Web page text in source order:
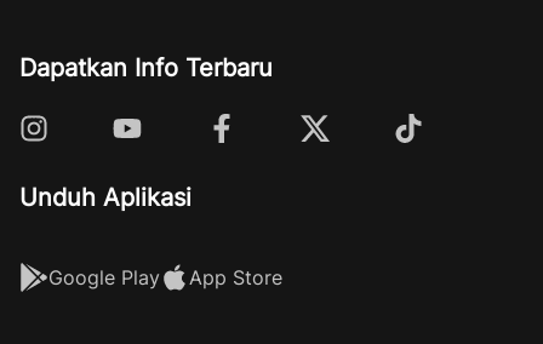
Dapatkan Info Terbaru
Unduh Aplikasi
Google Play App Store